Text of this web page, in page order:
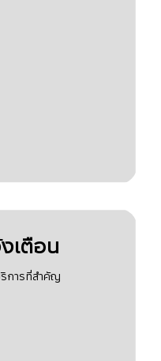
เตือน
การที่สำคัญ